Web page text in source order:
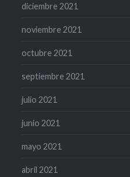
diciembre 2021
noviembre 2021
octubre 2021
septiembre 2021
julio 2021
junio 2021
mayo 2021
abril 2021